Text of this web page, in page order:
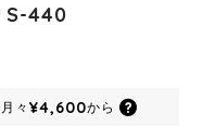
440
月々 ¥4,600から